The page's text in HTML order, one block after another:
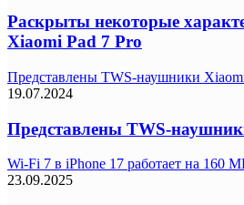
Раскрыты некоторые
Xiaomi Pad 7 Pro
Представлены TWS-наушники
19.07.2024
Представлены TWS-
Wi-Fi 7 в iPhone 17 работает на 160
23.09.2025